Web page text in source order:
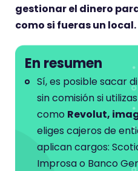
gestionar el dinero
como si fueras un local.
En resumen
Sí, es posible sacar
sin comisión si
como Revolut,
eliges cajeros de
aplican cargos:
Improsa o Banco